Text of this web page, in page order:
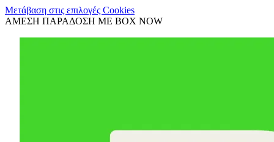
Μετάβαση στις επιλογές Cookies
ΑΜΕΣΗ ΠΑΡΑΔΟΣΗ ΜΕ BOX NOW